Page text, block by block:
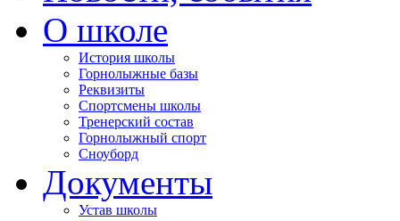
О школе
История школы
Горнолыжные базы
Реквизиты
Спортсмены школы
Тренерский состав
Горнолыжный спорт
Сноуборд
Документы
Устав школы